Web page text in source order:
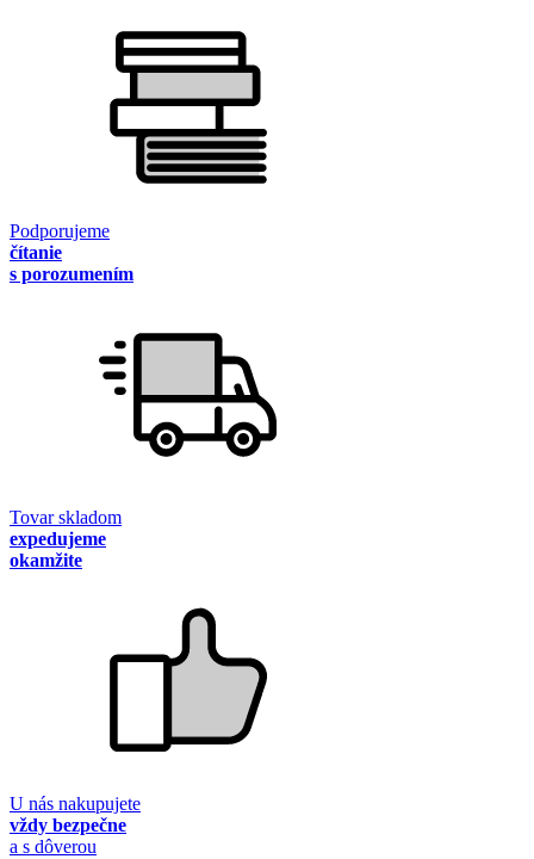
Podporujeme
čítanie
s porozumením
Tovar skladom
expedujeme
okamžite
U nás nakupujete
vždy bezpečne
a s dôverou